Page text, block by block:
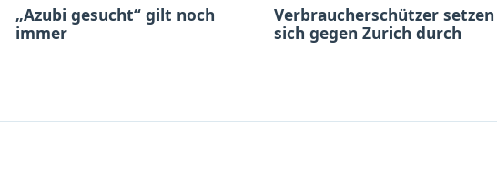
„Azubi gesucht“ gilt noch
immer
Verbraucherschützer setzen
sich gegen Zurich durch